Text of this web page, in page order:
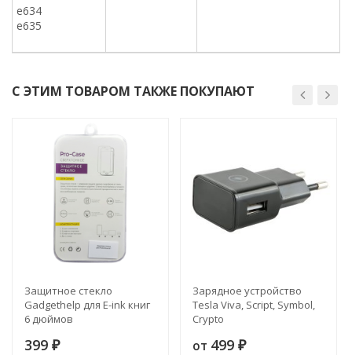
e634
e635
С ЭТИМ ТОВАРОМ ТАКЖЕ ПОКУПАЮТ
Защитное стекло
Gadgethelp для E-ink книг
6 дюймов
399 ₽
Зарядное устройство
Tesla Viva, Script, Symbol,
Crypto
от 499 ₽